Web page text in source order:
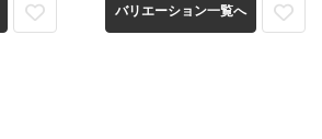
バリエーション一覧へ